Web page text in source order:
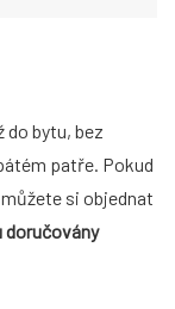
do bytu, bez
patře. Pokud
si objednat
doručovány